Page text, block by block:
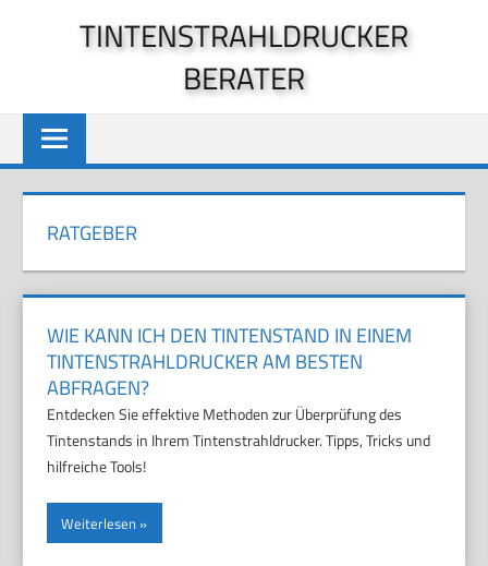
TINTENSTRAHLDRUCKER
BERATER
RATGEBER
WIE KANN ICH DEN TINTENSTAND IN EINEM
TINTENSTRAHLDRUCKER AM BESTEN
ABFRAGEN?
Entdecken Sie effektive Methoden zur Überprüfung des
Tintenstands in Ihrem Tintenstrahldrucker. Tipps, Tricks und
hilfreiche Tools!
Weiterlesen